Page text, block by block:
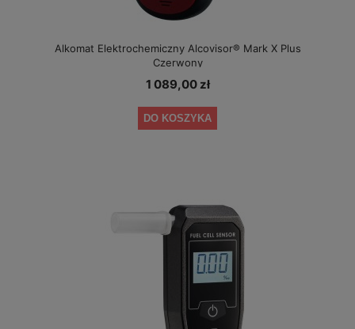
Alkomat Elektrochemiczny Alcovisor® Mark X Plus
Czerwony
1 089,00 zł
DO KOSZYKA